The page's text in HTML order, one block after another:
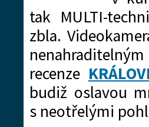
tak MULTI-
zbla.
recenze
budiž oslavou
s neotřelými